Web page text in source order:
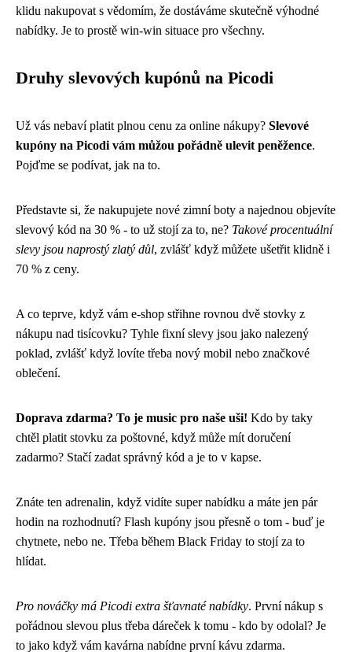
klidu nakupovat s vědomím, že dostáváme skutečně výhodné
nabídky. Je to prostě win-win situace pro všechny.
Druhy slevových kupónů na Picodi
Už vás nebaví platit plnou cenu za online nákupy? Slevové
kupóny na Picodi vám můžou pořádně ulevit peněžence.
Pojďme se podívat, jak na to.
Představte si, že nakupujete nové zimní boty a najednou objevíte
slevový kód na 30 % - to už stojí za to, ne? Takové procentuální
slevy jsou naprostý zlatý důl, zvlášť když můžete ušetřit klidně i
70 % z ceny.
A co teprve, když vám e-shop střihne rovnou dvě stovky z
nákupu nad tisícovku? Tyhle fixní slevy jsou jako nalezený
poklad, zvlášť když lovíte třeba nový mobil nebo značkové
oblečení.
Doprava zdarma? To je music pro naše uši! Kdo by taky
chtěl platit stovku za poštovné, když může mít doručení
zadarmo? Stačí zadat správný kód a je to v kapse.
Znáte ten adrenalin, když vidíte super nabídku a máte jen pár
hodin na rozhodnutí? Flash kupóny jsou přesně o tom - buď je
chytnete, nebo ne. Třeba během Black Friday to stojí za to
hlídat.
Pro nováčky má Picodi extra šťavnaté nabídky. První nákup s
pořádnou slevou plus třeba dáreček k tomu - kdo by odolal? Je
to jako když vám kavárna nabídne první kávu zdarma.